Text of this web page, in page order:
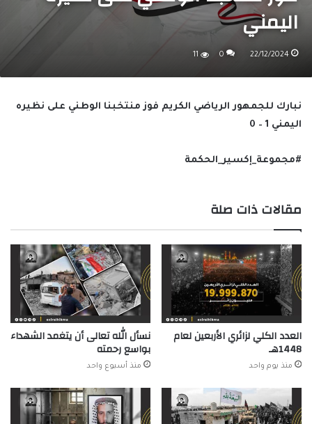
اليمني
22/12/2024
0
11
نبارك للجمهور الرياضي الكريم فوز منتخبنا الوطني على نظيره
اليمني 1 – 0
#مجموعة_إكسير_الحكمة
مقالات ذات صلة
العدد الكلي لزائري الأربعين لعام
1448هـ
منذ يوم واحد
نسأل الله تعالى أن يتغمد الشهداء
بواسع رحمته
منذ أسبوع واحد